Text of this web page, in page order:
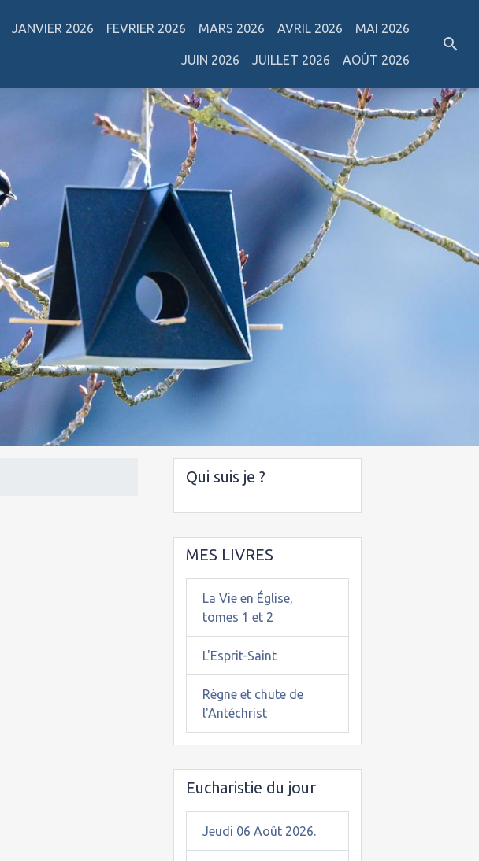
JANVIER 2026 FEVRIER 2026 MARS 2026 AVRIL 2026 MAI 2026
JUIN 2026 JUILLET 2026 AOÛT 2026
Qui suis je ?
MES LIVRES
La Vie en Église,
tomes 1 et 2
L'Esprit-Saint
Règne et chute de
l'Antéchrist
Eucharistie du jour
Jeudi 06 Août 2026.